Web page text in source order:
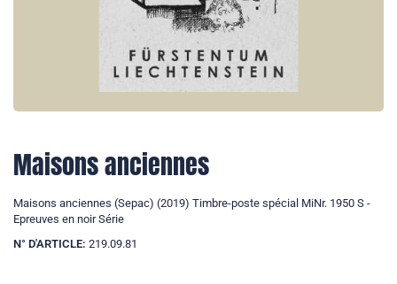
Maisons anciennes
Maisons anciennes (Sepac) (2019) Timbre-poste spécial MiNr. 1950 S -
Epreuves en noir Série
N° D'ARTICLE: 219.09.81